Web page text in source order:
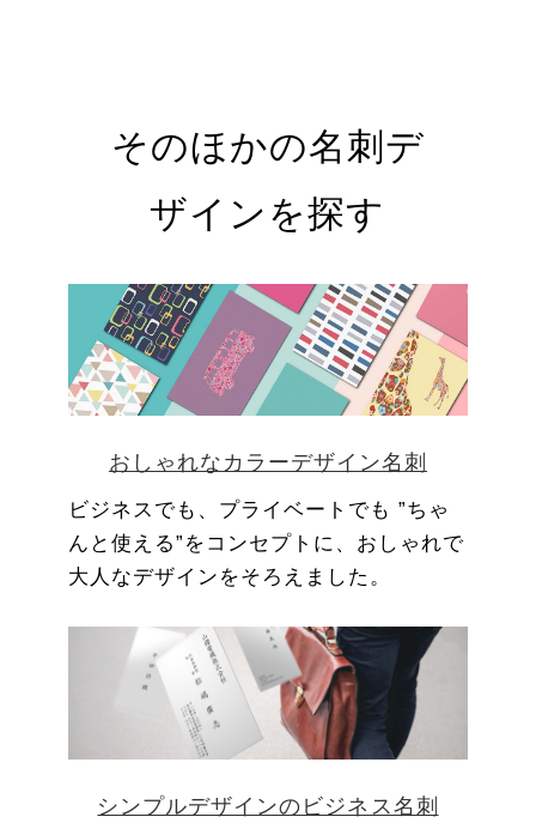
そのほかの名刺デ
ザインを探す
おしゃれなカラーデザイン名刺
ビジネスでも、プライベートでも ”ちゃ
んと使える”をコンセプトに、おしゃれで
大人なデザインをそろえました。
シンプルデザインのビジネス名刺